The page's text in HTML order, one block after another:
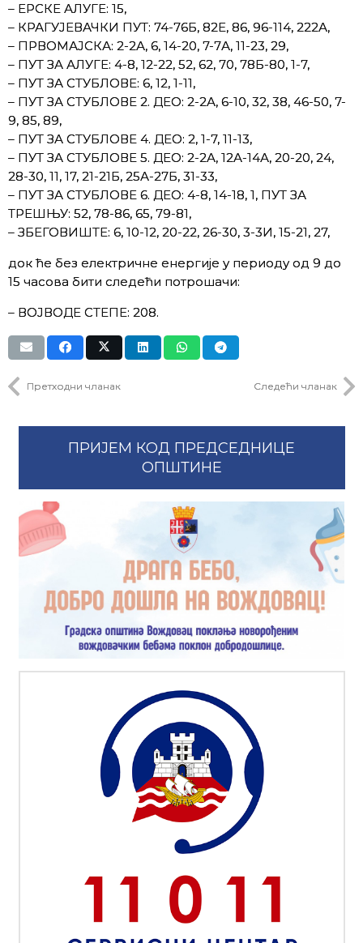
– ЕРСКЕ АЛУГЕ: 15,
– КРАГУЈЕВАЧКИ ПУТ: 74-76Б, 82Е, 86, 96-114, 222А,
– ПРВОМАЈСКА: 2-2А, 6, 14-20, 7-7А, 11-23, 29,
– ПУТ ЗА АЛУГЕ: 4-8, 12-22, 52, 62, 70, 78Б-80, 1-7,
– ПУТ ЗА СТУБЛОВЕ: 6, 12, 1-11,
– ПУТ ЗА СТУБЛОВЕ 2. ДЕО: 2-2А, 6-10, 32, 38, 46-50, 7-
9, 85, 89,
– ПУТ ЗА СТУБЛОВЕ 4. ДЕО: 2, 1-7, 11-13,
– ПУТ ЗА СТУБЛОВЕ 5. ДЕО: 2-2А, 12А-14А, 20-20, 24,
28-30, 11, 17, 21-21Б, 25А-27Б, 31-33,
– ПУТ ЗА СТУБЛОВЕ 6. ДЕО: 4-8, 14-18, 1, ПУТ ЗА
ТРЕШЊУ: 52, 78-86, 65, 79-81,
– ЗБЕГОВИШТЕ: 6, 10-12, 20-22, 26-30, 3-3И, 15-21, 27,
док ће без електричне енергије у периоду од 9 до
15 часова бити следећи потрошачи:
– ВОЈВОДЕ СТЕПЕ: 208.
Претходни чланак Следећи чланак
ПРИЈЕМ КОД ПРЕДСЕДНИЦЕ
ОПШТИНЕ